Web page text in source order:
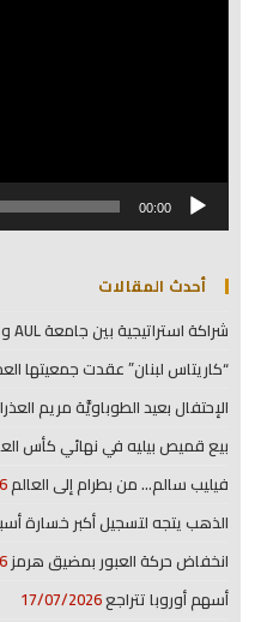
00:00
أحدث المقالات
شراكة استراتيجية بين جامعة AUL وجمعية “بيروتيات”
“كاريتاس لبنان” عقدت جمعيتها
الإحتفال بعيد الطوباويَّة مريم
بيع قميص بيليه في نهائي كأس العالم
فيليب سالم… من بطرام إلى العالم
الذهب يتجه لتسجيل أكبر خسارة
انخفاض حركة العبور بمضيق هرمز
أسهم أوروبا تتراجع17/07/2026